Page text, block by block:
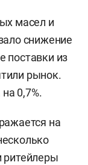
масел и
снижение
поставки из
рынок.
0,7%.
на
ритейлеры